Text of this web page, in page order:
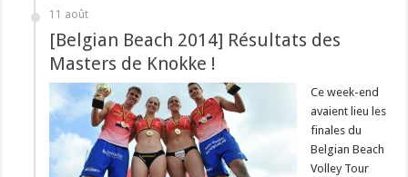
11 août
[Belgian Beach 2014] Résultats des
Masters de Knokke !
Ce week-end
avaient lieu les
finales du
Belgian Beach
Volley Tour